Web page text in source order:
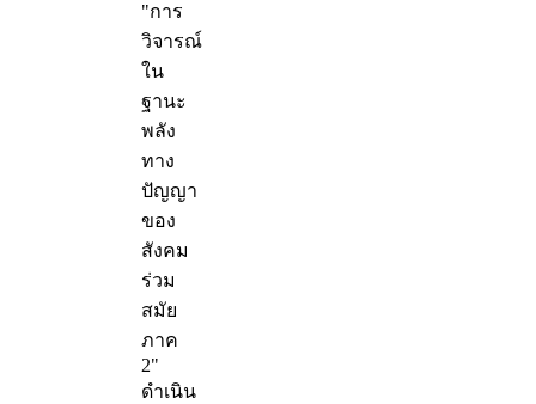
"การ
วิจารณ์
ใน
ฐานะ
พลัง
ทาง
ปัญญา
ของ
สังคม
ร่วม
สมัย
ภาค
2"
ดำเนิน